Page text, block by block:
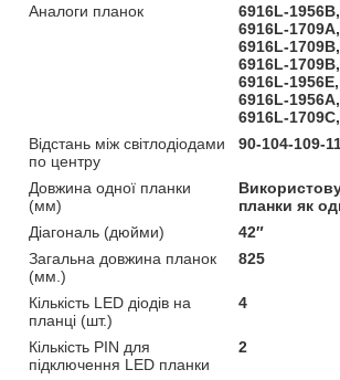
Аналоги планок
6916L-
6916L-
6916L-
6916L-
6916L-
6916L-
6916L-
Відстань між світлодіодами
по центру
90-104-109-
Довжина одної планки
(мм)
планки як
Діагональ (дюйми)
42″
Загальна довжина планок
(мм.)
825
Кількість LED діодів на
планці (шт.)
4
Кількість PIN для
підключення LED планки
2